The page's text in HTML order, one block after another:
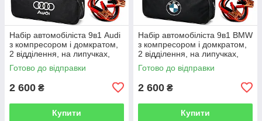
Набір автомобіліста 9в1 Audi
з компресором і домкратом,
2 відділення, на липучках,
чорний
Готово до відправки
2 600 ₴
Купити
Набір автомобіліста 9в1 BMW
з компресором і домкратом,
2 відділення, на липучках,
чорний
Готово до відправки
2 600 ₴
Купити